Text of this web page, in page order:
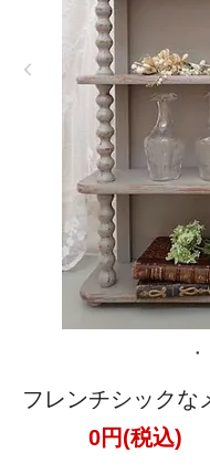
フレンチシックな
0円(税込)